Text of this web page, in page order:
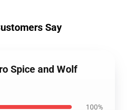
Say
Spice and Wolf
100%